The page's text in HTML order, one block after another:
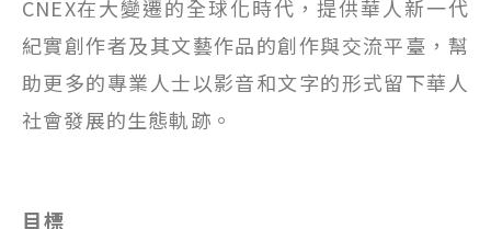
CNEX在大變遷的全球化時代，提供華人新一代
紀實創作者及其文藝作品的創作與交流平臺，幫
助更多的專業人士以影音和文字的形式留下華人
社會發展的生態軌跡。
目標